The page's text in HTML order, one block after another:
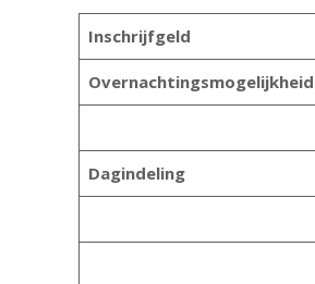
Inschrijfgeld
Overnachtingsmogelijkheid
Dagindeling